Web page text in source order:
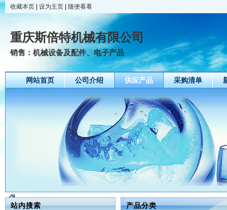
收藏本页 设为主页 随便看看
重庆斯倍特机械有限公司
销售：机械设备及配件、电子产品
网站首页 公司介绍 供应产品 采购清单
站内搜索 产品分类